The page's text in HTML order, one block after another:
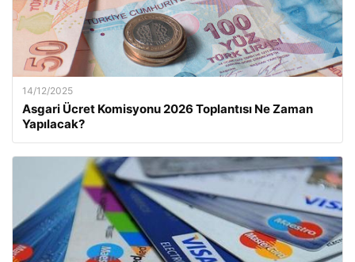
14/12/2025
Asgari Ücret Komisyonu 2026 Toplantısı Ne Zaman
Yapılacak?